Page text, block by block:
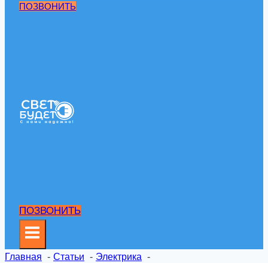
ПОЗВОНИТЬ
ПОЗВОНИТЬ
Главная Статьи
Электрика